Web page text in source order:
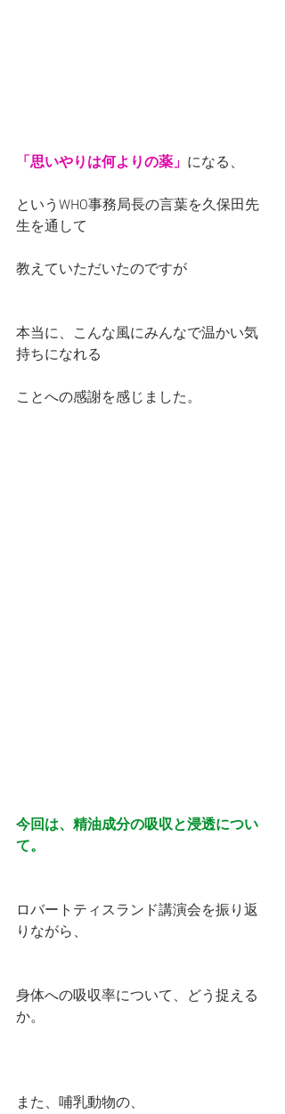
「思いやりは何よりの薬」 になる、
というWHO事務局長の言葉を久保田先
生を通して
教えていただいたのですが
本当に、こんな風にみんなで温かい気
持ちになれる
ことへの感謝を感じました。
今回は、精油成分の吸収と浸透につい
て。
ロバートティスランド講演会を振り返
りながら、
身体への吸収率について、どう捉える
か。
また、哺乳動物の、